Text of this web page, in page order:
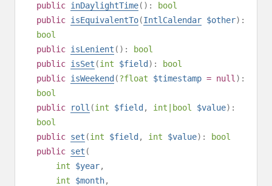
public inDaylightTime():
bool
public isEquivalentTo(IntlCalendar $other):
bool
public isLenient ():
bool
public isSet (int $field ):
bool
public isWeekend (?float $timestamp = null ):
bool
public
roll (int $field , int bool $value):
bool
public set (int $field , int $value):
bool
public set (
int
$year,
int
$month,